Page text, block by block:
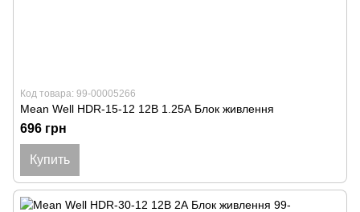
Код товара: 99-00005266
Mean Well HDR-15-12 12В 1.25А Блок живлення
696 грн
Купить